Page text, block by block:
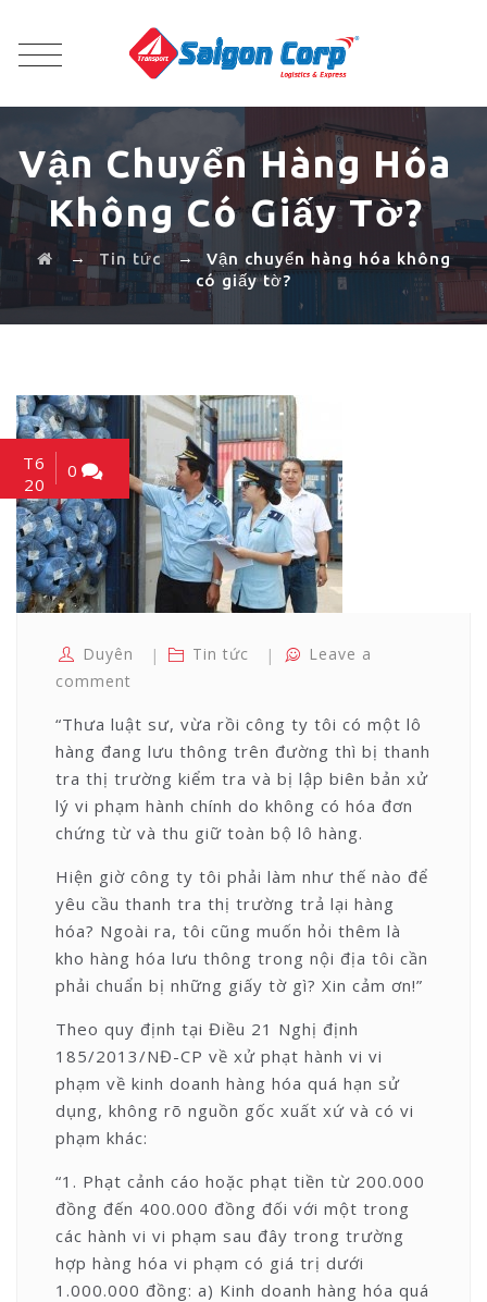
Vận Chuyển Hàng Hóa
Không Có Giấy Tờ?
→ Tin tức→ Vận chuyển hàng hóa không
có giấy tờ?
T6
20
0
Duyên Tin tức
Leave a
comment
“Thưa luật sư, vừa rồi công ty tôi có một lô
hàng đang lưu thông trên đường thì bị thanh
tra thị trường kiểm tra và bị lập biên bản xử
lý vi phạm hành chính do không có hóa đơn
chứng từ và thu giữ toàn bộ lô hàng.
Hiện giờ công ty tôi phải làm như thế nào để
yêu cầu thanh tra thị trường trả lại hàng
hóa? Ngoài ra, tôi cũng muốn hỏi thêm là
kho hàng hóa lưu thông trong nội địa tôi cần
phải chuẩn bị những giấy tờ gì? Xin cảm ơn!”
Theo quy định tại Điều 21 Nghị định
185/2013/NĐ-CP về xử phạt hành vi vi
phạm về kinh doanh hàng hóa quá hạn sử
dụng, không rõ nguồn gốc xuất xứ và có vi
phạm khác:
“1. Phạt cảnh cáo hoặc phạt tiền từ 200.000
đồng đến 400.000 đồng đối với một trong
các hành vi vi phạm sau đây trong trường
hợp hàng hóa vi phạm có giá trị dưới
1.000.000 đồng: a) Kinh doanh hàng hóa quá